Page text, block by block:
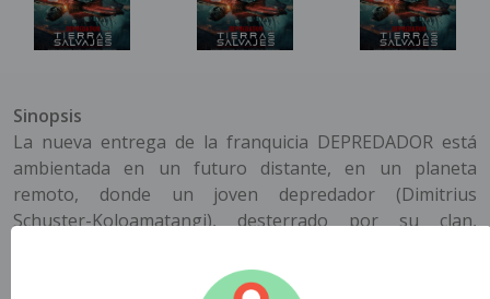
Sinopsis
La nueva entrega de la franquicia DEPREDADOR está
ambientada en un futuro distante, en un planeta
remoto, donde un joven depredador (Dimitrius
Schuster-Koloamatangi), desterrado por su clan,
emprende un peligroso viaje en busca de un digno